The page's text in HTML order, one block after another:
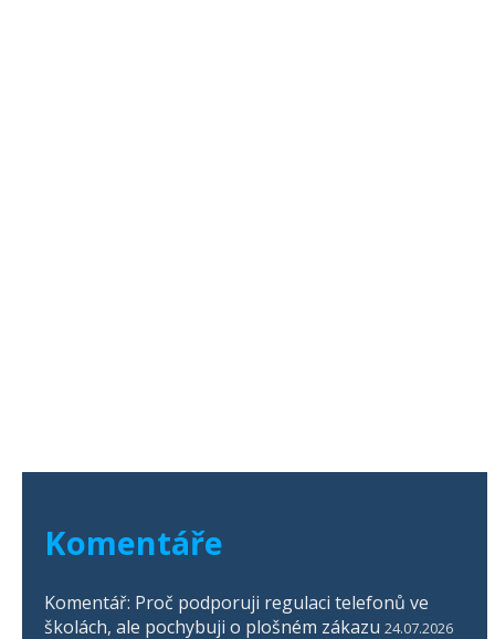
Komentáře
Komentář: Proč podporuji regulaci telefonů ve
školách, ale pochybuji o plošném zákazu 24.07.2026